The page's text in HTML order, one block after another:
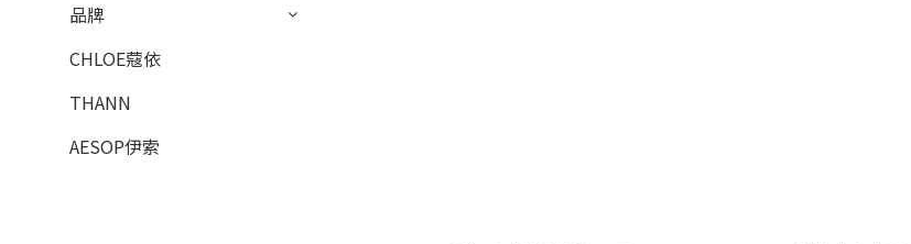
品牌
CHLOE蔻依
THANN
AESOP伊索